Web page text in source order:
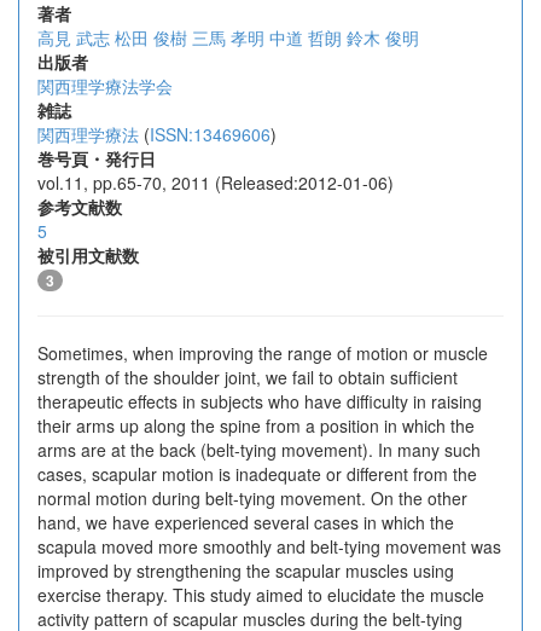
著者
高見 武志 松田 俊樹 三馬 孝明 中道 哲朗 鈴木 俊明
出版者
関西理学療法学会
雑誌
関西理学療法 (ISSN:13469606)
巻号頁・発行日
vol.11, pp.65-70, 2011 (Released:2012-01-06)
参考文献数
5
被引用文献数
3
Sometimes, when improving the range of motion or muscle
strength of the shoulder joint, we fail to obtain sufficient
therapeutic effects in subjects who have difficulty in raising
their arms up along the spine from a position in which the
arms are at the back (belt-tying movement). In many such
cases, scapular motion is inadequate or different from the
normal motion during belt-tying movement. On the other
hand, we have experienced several cases in which the
scapula moved more smoothly and belt-tying movement was
improved by strengthening the scapular muscles using
exercise therapy. This study aimed to elucidate the muscle
activity pattern of scapular muscles during the belt-tying